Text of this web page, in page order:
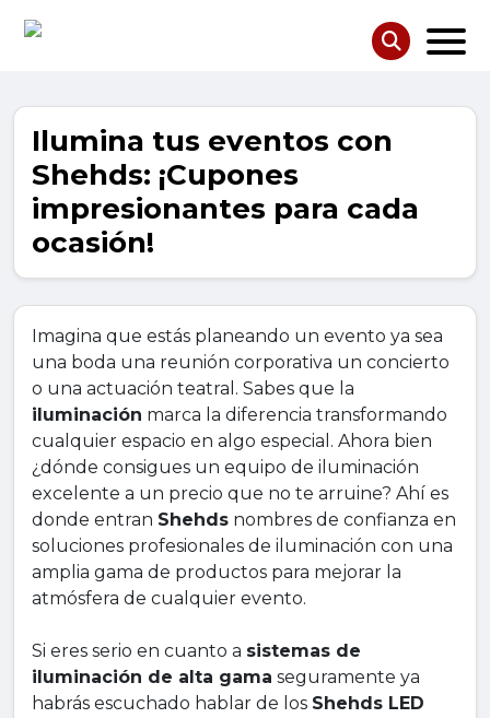
Ilumina tus eventos con
Shehds: ¡Cupones
impresionantes para cada
ocasión!
Imagina que estás planeando un evento ya sea
una boda una reunión corporativa un concierto
o una actuación teatral. Sabes que la
iluminación marca la diferencia transformando
cualquier espacio en algo especial. Ahora bien
¿dónde consigues un equipo de iluminación
excelente a un precio que no te arruine? Ahí es
donde entran Shehds nombres de confianza en
soluciones profesionales de iluminación con una
amplia gama de productos para mejorar la
atmósfera de cualquier evento.
Si eres serio en cuanto a sistemas de
iluminación de alta gama seguramente ya
habrás escuchado hablar de los Shehds LED